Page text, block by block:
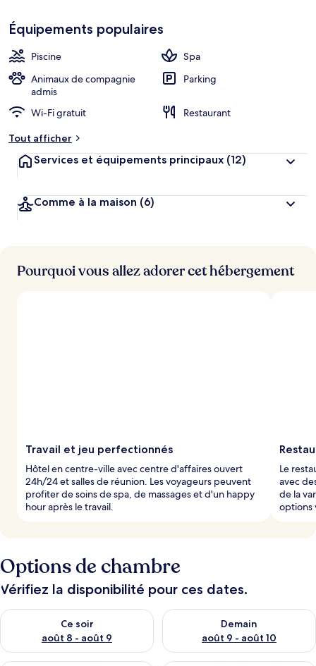
Équipements populaires
Piscine
Spa
Animaux de compagnie
admis
Parking
Wi-Fi gratuit
Restaurant
Tout afficher
Services et équipements principaux (12)
Comme à la maison (6)
Pourquoi vous allez adorer cet hébergement
Travail et jeu perfectionnés
Hôtel en centre-ville avec centre d'affaires ouvert
24h/24 et salles de réunion. Les voyageurs peuvent
profiter de soins de spa, de massages et d'un happy
hour après le travail.
Le
avec
de la
options
Options de chambre
Vérifiez la disponibilité pour ces dates.
Ce soir
août 8 - août 9
Vérifier la disponibilité pour ce soir août 8 - août 9
Demain
août 9 - août 10
Vérifier la disponibilité pour